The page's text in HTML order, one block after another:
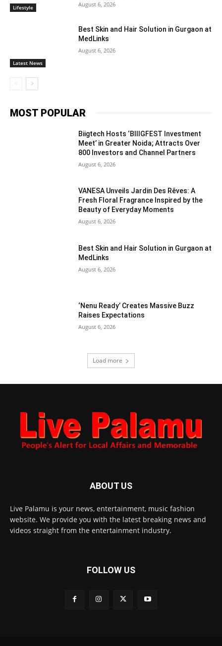
Lifestyle August 6, 2026
Latest News
Best Skin and Hair Solution in Gurgaon at
MedLinks
August 6, 2026
MOST POPULAR
Biigtech Hosts ‘BIIIGFEST Investment
Meet’ in Greater Noida; Attracts Over
800 Investors and Channel Partners
August 6, 2026
VANESA Unveils Jardin Des Rêves: A
Fresh Floral Fragrance Inspired by the
Beauty of Everyday Moments
August 6, 2026
Best Skin and Hair Solution in Gurgaon at
MedLinks
August 6, 2026
‘Nenu Ready’ Creates Massive Buzz
Raises Expectations
August 6, 2026
Load more
ABOUT US
Live Palamu is your news, entertainment, music fashion
website. We provide you with the latest breaking news and
videos straight from the entertainment industry.
FOLLOW US